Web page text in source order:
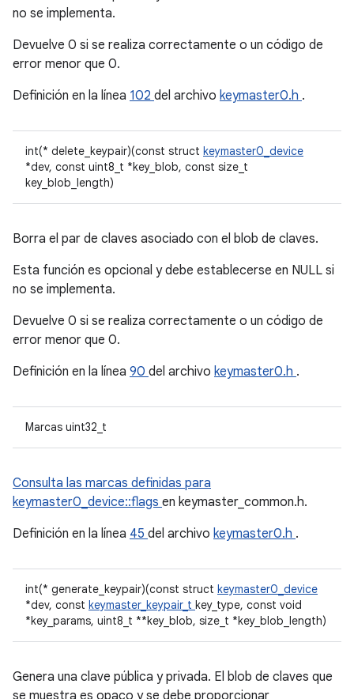
no se implementa.
Devuelve 0 si se realiza correctamente o un código de
error menor que 0.
Definición en la línea 102 del archivo keymaster0.h .
int(* delete_keypair)(const struct keymaster0_device
*dev, const uint8_t *key_blob, const size_t
key_blob_length)
Borra el par de claves asociado con el blob de claves.
Esta función es opcional y debe establecerse en NULL si
no se implementa.
Devuelve 0 si se realiza correctamente o un código de
error menor que 0.
Definición en la línea 90 del archivo keymaster0.h .
Marcas uint32_t
Consulta las marcas definidas para
keymaster0_device::flags en keymaster_common.h.
Definición en la línea 45 del archivo keymaster0.h .
int(* generate_keypair)(const struct keymaster0_device
*dev, const keymaster_keypair_t key_type, const void
*key_params, uint8_t **key_blob, size_t *key_blob_length)
Genera una clave pública y privada. El blob de claves que
se muestra es opaco y se debe proporcionar